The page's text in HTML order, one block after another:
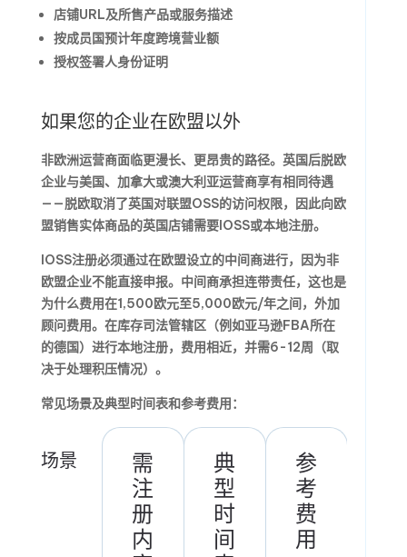
店铺URL及所售产品或服务描述
按成员国预计年度跨境营业额
授权签署人身份证明
如果您的企业在欧盟以外
非欧洲运营商面临更漫长、更昂贵的路径。英国后脱欧
企业与美国、加拿大或澳大利亚运营商享有相同待遇
——脱欧取消了英国对联盟OSS的访问权限，因此向欧
盟销售实体商品的英国店铺需要IOSS或本地注册。
IOSS注册必须通过在欧盟设立的中间商进行，因为非
欧盟企业不能直接申报。中间商承担连带责任，这也是
为什么费用在1,500欧元至5,000欧元/年之间，外加
顾问费用。在库存司法管辖区（例如亚马逊FBA所在
的德国）进行本地注册，费用相近，并需6-12周（取
决于处理积压情况）。
常见场景及典型时间表和参考费用：
场景
需
注
册
内
典
型
时
间
参
考
费
用